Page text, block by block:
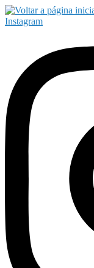
Instagram